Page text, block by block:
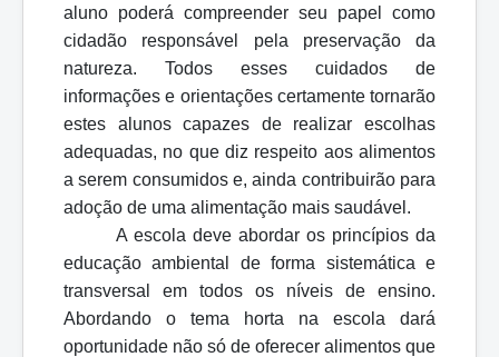
aluno poderá compreender seu papel como
cidadão responsável pela preservação da
natureza. Todos esses cuidados de
informações e orientações certamente tornarão
estes alunos capazes de realizar escolhas
adequadas, no que diz respeito aos alimentos
a serem consumidos e, ainda contribuirão para
adoção de uma alimentação mais saudável.
A escola deve abordar os princípios da
educação ambiental de forma sistemática e
transversal em todos os níveis de ensino.
Abordando o tema horta na escola dará
oportunidade não só de oferecer alimentos que